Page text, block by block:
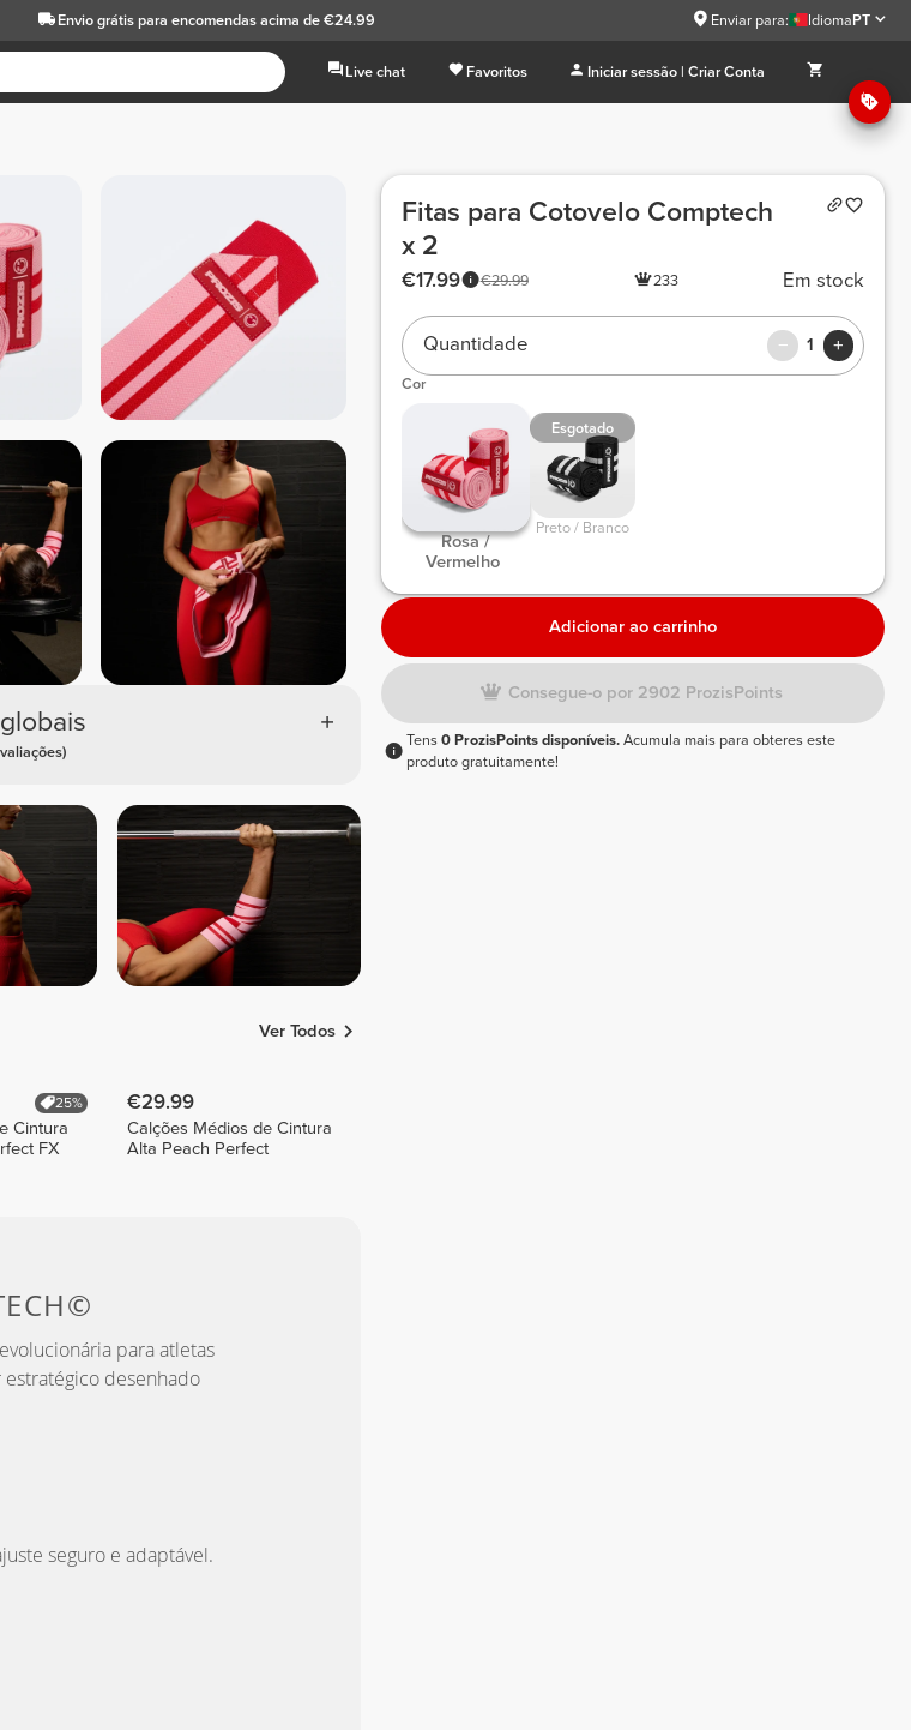
Envio grátispara encomendas acima de €24.99 Enviar para: IdiomaPT
Live chat Favoritos Iniciar sessão | Criar Conta
Ver Todos
25%
Cintura
FX
€29.99
Calções Médios de Cintura
Alta Peach Perfect
para atletas
desenhado
seguro e adaptável.
Fitas para Cotovelo Comptech
x 2
€29.99
€17.99 233 Em stock
Quantidade 1
Cor
Rosa /
Vermelho
Esgotado
Preto / Branco
Adicionar ao carrinho
Consegue-o por 2902 ProzisPoints
Tens0 ProzisPoints disponíveis.Acumula mais para obteres este
produto gratuitamente!